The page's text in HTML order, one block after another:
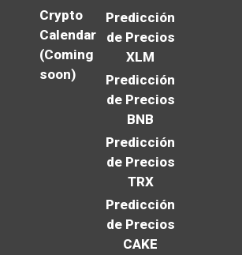
Crypto
Calendar
(Coming
soon)
Predicción
de Precios
XLM
Predicción
de Precios
BNB
Predicción
de Precios
TRX
Predicción
de Precios
CAKE